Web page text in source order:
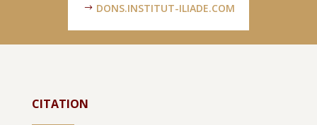
DONS.INSTITUT-ILIADE.COM
CITATION